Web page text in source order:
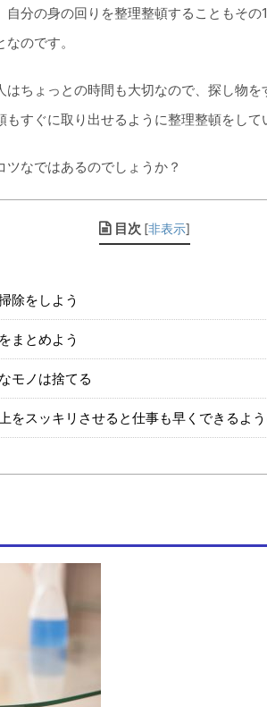
分の身の回りを整理整頓することもそ
のです。
はちょっとの時間も大切なので、探し物
すぐに取り出せるように整理整頓をして
なではあるのでしょうか？
目次 [非表示]
除をしよう
まとめよう
モノは捨てる
をスッキリさせると仕事も早くできるよ